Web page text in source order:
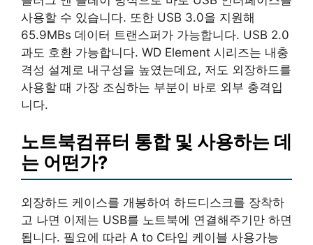
사용할 수 있습니다. 또한 USB 3.0을 지원해
65.9MBs 데이터 트랜스퍼가 가능합니다. USB 2.0
과도 호환 가능합니다. WD Element 시리즈는 내충
격성 설계로 내구성을 높였는데요, 저도 외장하드를
사용할 때 가장 조심하는 부분이 바로 외부 충격입
니다.
노트북컴퓨터 통합 및 사용하는 데
는 어떤가?
외장하드 케이스를 개봉하여 하드디스크를 장착하
고 나면 이제는 USB를 노트북에 연결해주기만 하면
됩니다. 필요에 따라 A to C타입 케이블 사용가능